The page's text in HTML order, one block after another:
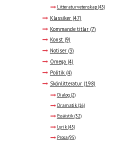
Litteraturvetenskap(43)
Klassiker (47)
Kommande titlar (7)
Konst (9)
Notiser (3)
Omega (4)
Politik (4)
Skönlitteratur (198)
Dialog (2)
Dramatik(16)
Essäistik(52)
Lyrik(45)
Prosa(95)